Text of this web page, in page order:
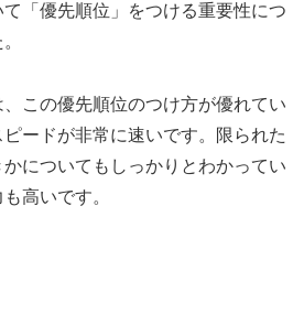
「優先順位」をつける重要性につ
この優先順位のつけ方が優れてい
ードが非常に速いです。限られた
についてもしっかりとわかってい
高いです。